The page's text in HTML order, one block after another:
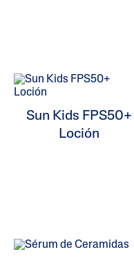
ALL FILTERS
Sun Kids FPS50+
Loción